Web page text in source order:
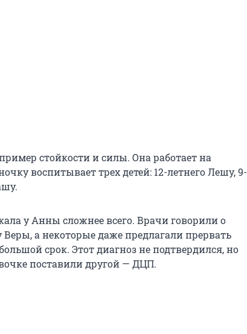
стойкости и силы. Она работает на
воспитывает трех детей: 12-летнего Лешу, 9-
у Анны сложнее всего. Врачи говорили о
а некоторые даже предлагали прервать
срок. Этот диагноз не подтвердился, но
поставили другой — ДЦП.